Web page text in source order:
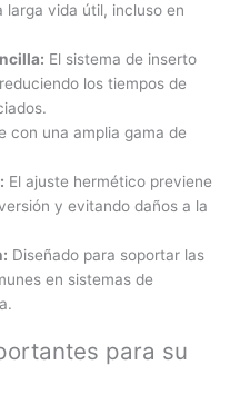
larga vida útil, incluso en
El sistema de inserto
los tiempos de
con una amplia gama de
El ajuste hermético previene
y evitando daños a la
Diseñado para soportar las
en sistemas de
para su